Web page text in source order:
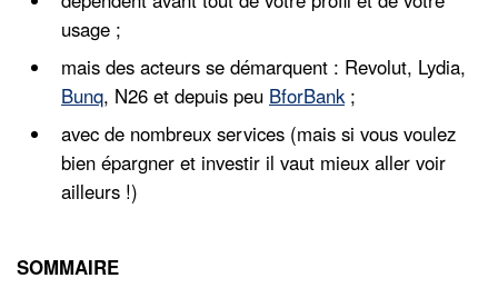
usage ;
mais des acteurs se démarquent : Revolut, Lydia,
Bunq, N26 et depuis peu BforBank;
avec de nombreux services (mais si vous voulez
bien épargner et investir il vaut mieux aller voir
ailleurs !)
SOMMAIRE